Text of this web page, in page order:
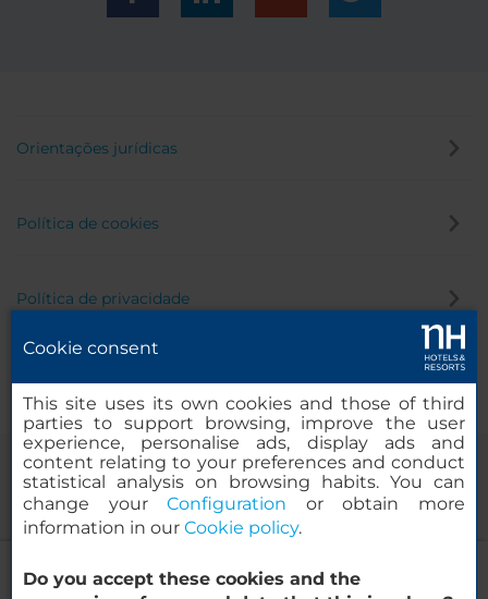
NH Gran Hotel Casino Extremadura
Orientações jurídicas
Política de cookies
Política de privacidade
© 2000-2026 MINOR HOTELS EUROPE & AMERICAS Santa Engracia
Cookie consent
This site uses its own cookies and those of third
parties to support browsing, improve the user
experience, personalise ads, display ads and
content relating to your preferences and conduct
statistical analysis on browsing habits. You can
change yourConfiguration or obtain more
information in our Cookie policy.
Do you accept these cookies and the